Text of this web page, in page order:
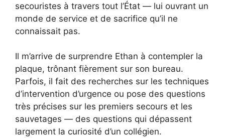
secouristes à travers tout l’État — lui ouvrant un
monde de service et de sacrifice qu’il ne
connaissait pas.
Il m’arrive de surprendre Ethan à contempler la
plaque, trônant fièrement sur son bureau.
Parfois, il fait des recherches sur les techniques
d’intervention d’urgence ou pose des questions
très précises sur les premiers secours et les
sauvetages — des questions qui dépassent
largement la curiosité d’un collégien.